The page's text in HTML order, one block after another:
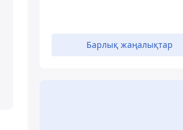
Барлық жаңалықтар